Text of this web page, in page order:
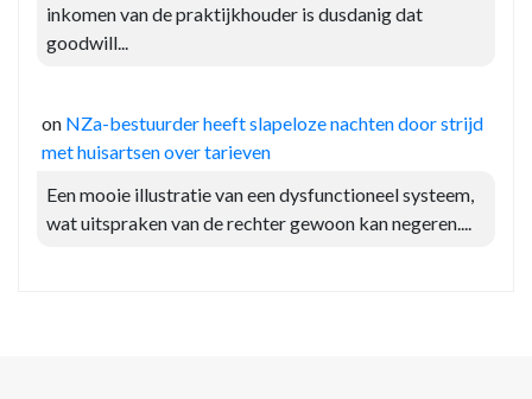
inkomen van de praktijkhouder is dusdanig dat
goodwill...
on NZa-bestuurder heeft slapeloze nachten door strijd
met huisartsen over tarieven
Een mooie illustratie van een dysfunctioneel systeem,
wat uitspraken van de rechter gewoon kan negeren....